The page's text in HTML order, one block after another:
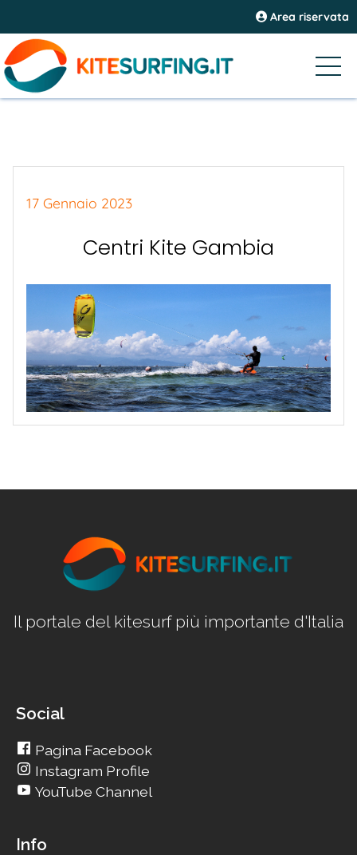
Area riservata
17 Gennaio 2023
Centri Kite Gambia
Il portale del kitesurf più importante d'Italia
Social
Pagina Facebook
Instagram Profile
YouTube Channel
Info